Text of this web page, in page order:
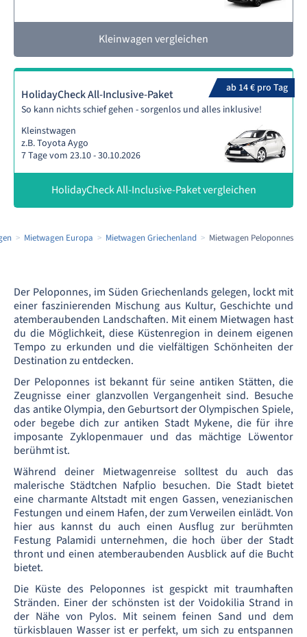
Kleinwagen vergleichen
ab 14 € pro Tag
HolidayCheck All-Inclusive-Paket
So kann nichts schief gehen - sorgenlos und alles inklusive!
Kleinstwagen
z.B. Toyota Aygo
7 Tage vom 23.10 - 30.10.2026
HolidayCheck All-Inclusive-Paket vergleichen
Mietwagen Europa Mietwagen Griechenland Mietwagen Peloponnes
Der Peloponnes, im Süden Griechenlands gelegen, lockt mit
einer faszinierenden Mischung aus Kultur, Geschichte und
atemberaubenden Landschaften. Mit einem Mietwagen hast
du die Möglichkeit, diese Küstenregion in deinem eigenen
Tempo zu erkunden und die vielfältigen Schönheiten der
Destination zu entdecken.
Der Peloponnes ist bekannt für seine antiken Stätten, die
Zeugnisse einer glanzvollen Vergangenheit sind. Besuche
das antike Olympia, den Geburtsort der Olympischen Spiele,
oder begebe dich zur antiken Stadt Mykene, die für ihre
imposante Zyklopenmauer und das mächtige Löwentor
berühmt ist.
Während deiner Mietwagenreise solltest du auch das
malerische Städtchen Nafplio besuchen. Die Stadt bietet
eine charmante Altstadt mit engen Gassen, venezianischen
Festungen und einem Hafen, der zum Verweilen einlädt. Von
hier aus kannst du auch einen Ausflug zur berühmten
Festung Palamidi unternehmen, die hoch über der Stadt
thront und einen atemberaubenden Ausblick auf die Bucht
bietet.
Die Küste des Peloponnes ist gespickt mit traumhaften
Stränden. Einer der schönsten ist der Voidokilia Strand in
der Nähe von Pylos. Mit seinem feinen Sand und dem
türkisblauen Wasser ist er perfekt, um sich zu entspannen